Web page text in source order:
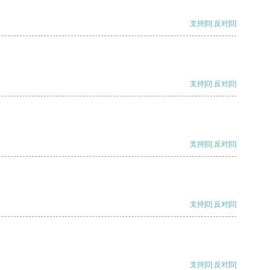
支持[0] 反对[0]
支持[0] 反对[0]
支持[0] 反对[0]
支持[0] 反对[0]
支持[0] 反对[0]